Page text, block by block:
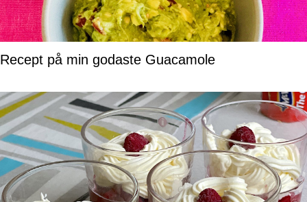
Recept på min godaste Guacamole